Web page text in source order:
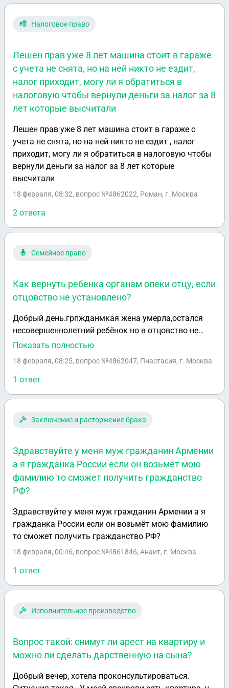
погибшим
Налоговое право
Лешен прав уже 8 лет машина стоит в гараже
с учета не снята, но на ней никто не ездит,
налог приходит, могу ли я обратиться в
налоговую чтобы вернули деньги за налог за 8
лет которые высчитали
Лешен прав уже 8 лет машина стоит в гараже с
учета не снята, но на ней никто не ездит , налог
приходит, могу ли я обратиться в налоговую чтобы
вернули деньги за налог за 8 лет которые
высчитали
18 февраля, 08:32, вопрос №4862022, Роман, г. Москва
2 ответа
Семейное право
Как вернуть ребенка органам опеки отцу, если
отцовство не установлено?
Добрый день.грпжданмкая жена умерла,остался
несовершеннолетний ребёнок но в отцовство не
вписан, хотела как мать одиночка быть, ребёнка
какие документы для этого нужны?
Показать полностью
18 февраля, 08:25, вопрос №4862047, Пнастасия, г. Москва
1 ответ
Заключение и расторжение брака
Здравствуйте у меня муж гражданин Армении
а я гражданка России если он возьмёт мою
фамилию то сможет получить гражданство
РФ?
Здравствуйте у меня муж гражданин Армении а я
гражданка России если он возьмёт мою фамилию
то сможет получить гражданство РФ?
18 февраля, 00:46, вопрос №4861846, Анаит, г. Москва
1 ответ
Исполнительное производство
Вопрос такой: снимут ли арест на квартиру и
можно ли сделать дарственную на сына?
Добрый вечер, хотела проконсультироваться.